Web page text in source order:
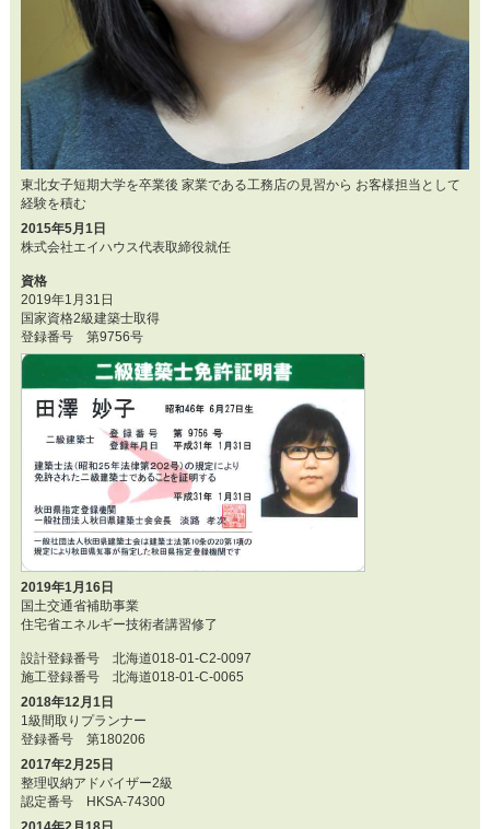
東北女子短期大学を卒業後 家業である工務店の見習から お客様担当として
経験を積む
2015年5月1日
株式会社エイハウス代表取締役就任
資格
2019年1月31日
国家資格2級建築士取得
登録番号 第9756号
2019年1月16日
国土交通省補助事業
住宅省エネルギー技術者講習修了
設計登録番号 北海道018-01-C2-0097
施工登録番号 北海道018-01-C-0065
2018年12月1日
1級間取りプランナー
登録番号 第180206
2017年2月25日
整理収納アドバイザー2級
認定番号 HKSA-74300